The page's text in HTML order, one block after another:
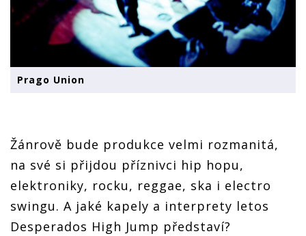
Prago Union
Žánrově bude produkce velmi rozmanitá,
na své si přijdou příznivci hip hopu,
elektroniky, rocku, reggae, ska i electro
swingu. A jaké kapely a interprety letos
Desperados High Jump představí?